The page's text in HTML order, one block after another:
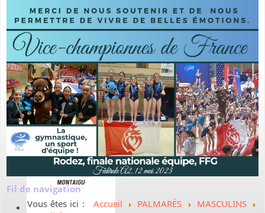
Fil de navigation
Vous êtes ici :Accueil PALMARÈS
MASCULINS